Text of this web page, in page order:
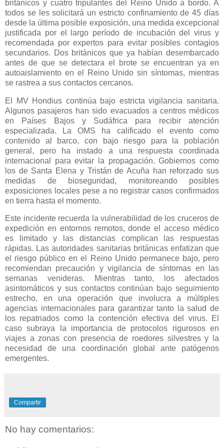
británicos y cuatro tripulantes del Reino Unido a bordo. A
todos se les solicitará un estricto confinamiento de 45 días
desde la última posible exposición, una medida excepcional
justificada por el largo período de incubación del virus y
recomendada por expertos para evitar posibles contagios
secundarios. Dos británicos que ya habían desembarcado
antes de que se detectara el brote se encuentran ya en
autoaislamiento en el Reino Unido sin síntomas, mientras
se rastrea a sus contactos cercanos.
El MV Hondius continúa bajo estricta vigilancia sanitaria.
Algunos pasajeros han sido evacuados a centros médicos
en Países Bajos y Sudáfrica para recibir atención
especializada. La OMS ha calificado el evento como
contenido al barco, con bajo riesgo para la población
general, pero ha instado a una respuesta coordinada
internacional para evitar la propagación. Gobiernos como
los de Santa Elena y Tristán de Acuña han reforzado sus
medidas de bioseguridad, monitoreando posibles
exposiciones locales pese a no registrar casos confirmados
en tierra hasta el momento.
Este incidente recuerda la vulnerabilidad de los cruceros de
expedición en entornos remotos, donde el acceso médico
es limitado y las distancias complican las respuestas
rápidas. Las autoridades sanitarias británicas enfatizan que
el riesgo público en el Reino Unido permanece bajo, pero
recomiendan precaución y vigilancia de síntomas en las
semanas venideras. Mientras tanto, los afectados
asintomáticos y sus contactos continúan bajo seguimiento
estrecho, en una operación que involucra a múltiples
agencias internacionales para garantizar tanto la salud de
los repatriados como la contención efectiva del virus. El
caso subraya la importancia de protocolos rigurosos en
viajes a zonas con presencia de roedores silvestres y la
necesidad de una coordinación global ante patógenos
emergentes.
Compartir
No hay comentarios: